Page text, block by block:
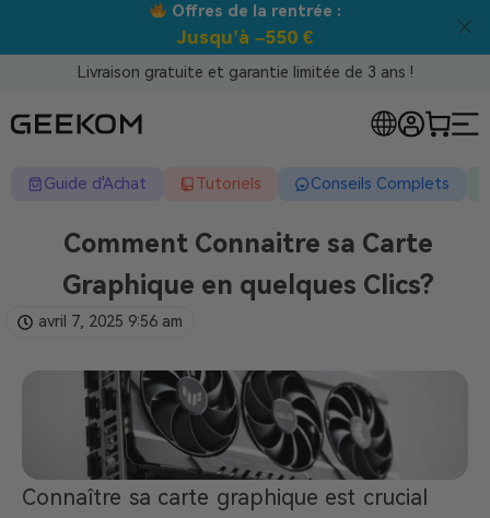
Meilleur prix garanti tous canaux !
Livraison gratuite et garantie limitée de 3 ans !
Guide d'Achat Tutoriels Conseils Complets
Comment Connaitre sa Carte
Graphique en quelques Clics?
avril 7, 2025 9:56 am
Connaître sa carte graphique est crucial